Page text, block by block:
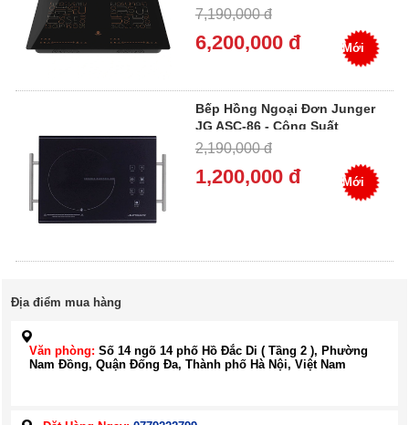
Suất 5400W, Inverter, Đôi 2
7,190,000 đ
6,200,000 đ Mới
Bếp Hồng Ngoại Đơn Junger
JG ASC-86 - Công Suất
2200W
2,190,000 đ
1,200,000 đ Mới
Địa điểm mua hàng
Văn phòng: Số 14 ngõ 14 phố Hồ Đắc Di ( Tầng 2 ), Phường
Nam Đồng, Quận Đống Đa, Thành phố Hà Nội, Việt Nam